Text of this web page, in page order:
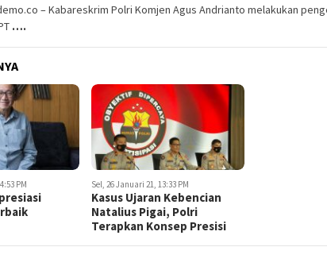
– Kabareskrim Polri Komjen Agus Andrianto melakukan
….
PM Sel, 26 Januari 21, 13:33 PM
Kasus Ujaran Kebencian
Natalius Pigai, Polri
Terapkan Konsep Presisi